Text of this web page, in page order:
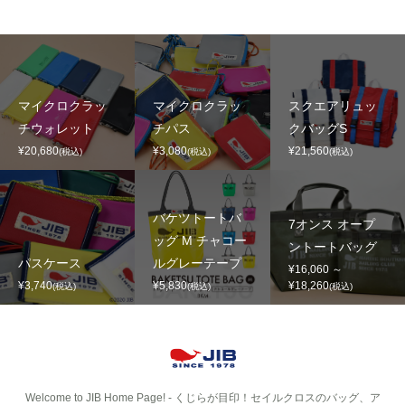
マイクロクラッ
チウォレット
¥20,680(税込)
マイクロクラッ
チパス
¥3,080(税込)
スクエアリュッ
クバッグS
¥21,560(税込)
パスケース
¥3,740(税込)
バケツトートバ
ッグ M チャコー
ルグレーテープ
¥5,830(税込)
7オンス オープ
ントートバッグ
¥16,060 ～
¥18,260(税込)
Welcome to JIB Home Page! ‐ くじらが目印！セイルクロスのバッグ、ア